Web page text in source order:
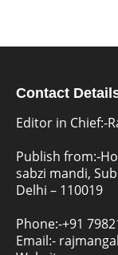
Contact
Editor in Chief:-
Publish from:-
sabzi mandi,
Delhi – 110019
Phone:-+91
Email:-